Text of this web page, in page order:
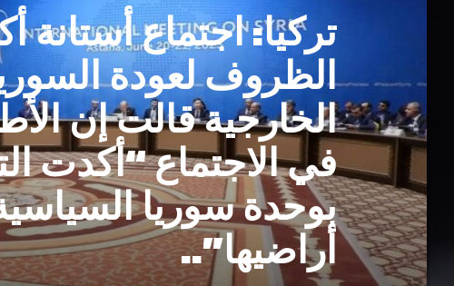
تركيا: اجتماع أستانة
الظروف لعودة
الخارجية قالت إن
في الاجتماع “أكدت
بوحدة سوريا
أراضيها”..